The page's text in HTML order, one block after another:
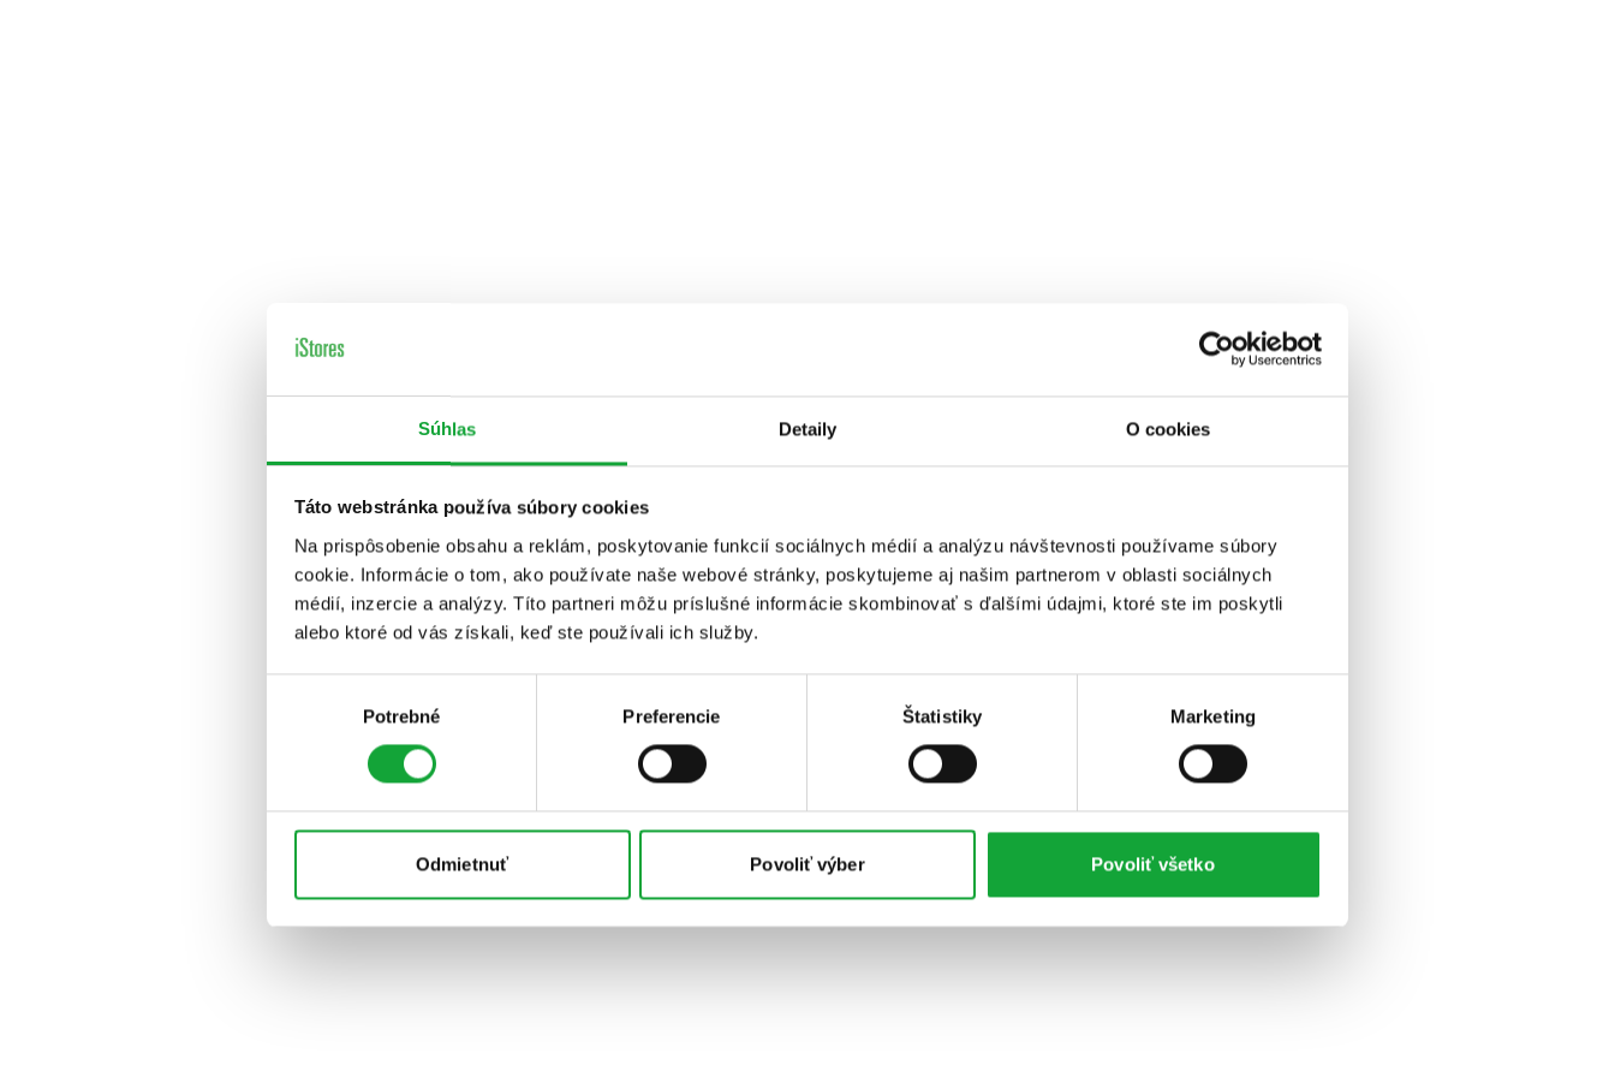
Súhlas Detaily O cookies
Táto webstránka používa súbory cookies
Na prispôsobenie obsahu a reklám, poskytovanie funkcií sociálnych médií a analýzu návštevnosti používame súbory
cookie. Informácie o tom, ako používate naše webové stránky, poskytujeme aj našim partnerom v oblasti sociálnych
médií, inzercie a analýzy. Títo partneri môžu príslušné informácie skombinovať s ďalšími údajmi, ktoré ste im poskytli
alebo ktoré od vás získali, keď ste používali ich služby.
Potrebné Preferencie Štatistiky Marketing
Odmietnuť Povoliť výber Povoliť všetko